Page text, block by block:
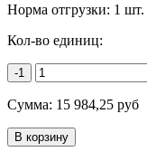
Норма отгрузки: 1 шт.
Кол-во единиц:
-1
Сумма: 15 984,25 руб